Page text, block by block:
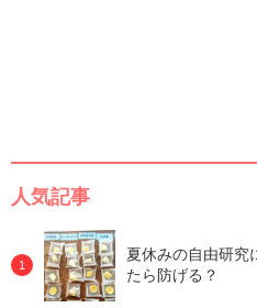
人気記事
夏休みの自由研究
たら防げる？